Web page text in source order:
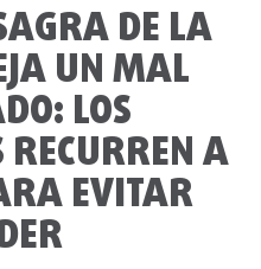
DE LA
UN MAL
LOS
RECURREN A
EVITAR